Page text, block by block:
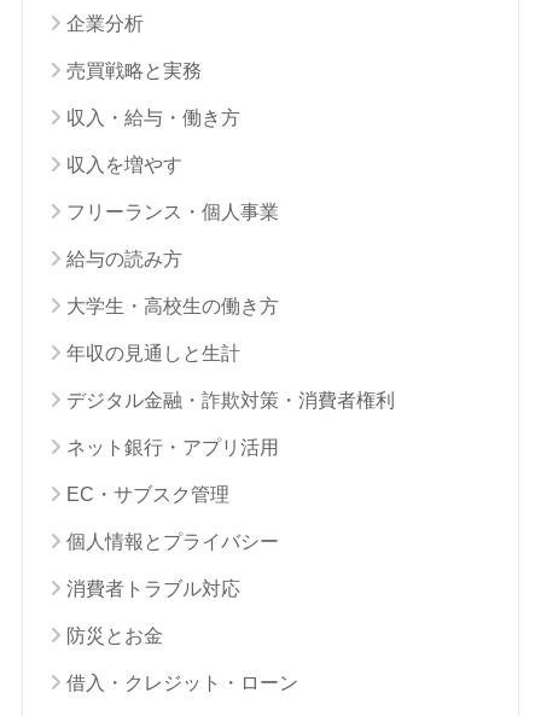
企業分析
売買戦略と実務
収入・給与・働き方
収入を増やす
フリーランス・個人事業
給与の読み方
大学生・高校生の働き方
年収の見通しと生計
デジタル金融・詐欺対策・消費者権利
ネット銀行・アプリ活用
EC・サブスク管理
個人情報とプライバシー
消費者トラブル対応
防災とお金
借入・クレジット・ローン